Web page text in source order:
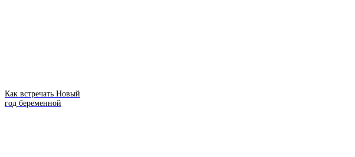
Как встречать Новый
год беременной